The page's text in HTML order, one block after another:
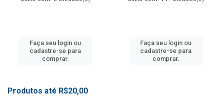
Faça seu login ou
cadastre-se para
comprar.
Faça seu login ou
cadastre-se para
comprar.
Produtos até R$20,00